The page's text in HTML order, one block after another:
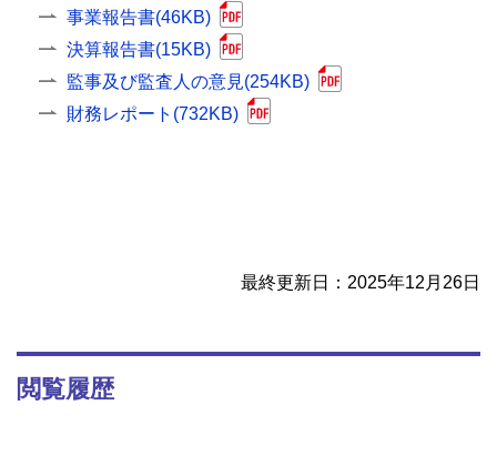
事業報告書(46KB)
決算報告書(15KB)
監事及び監査人の意見(254KB)
財務レポート(732KB)
最終更新日：2025年12月26日
閲覧履歴